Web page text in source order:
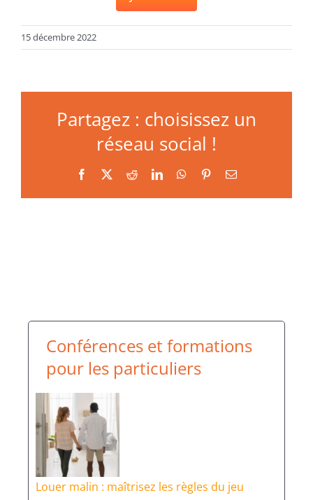
15 décembre 2022
Partagez : choisissez un
réseau social !
Facebook RedditLinkedInWhatsApp
PinterestEmail
Conférences et formations
pour les particuliers
Louer malin : maîtrisez les règles du jeu